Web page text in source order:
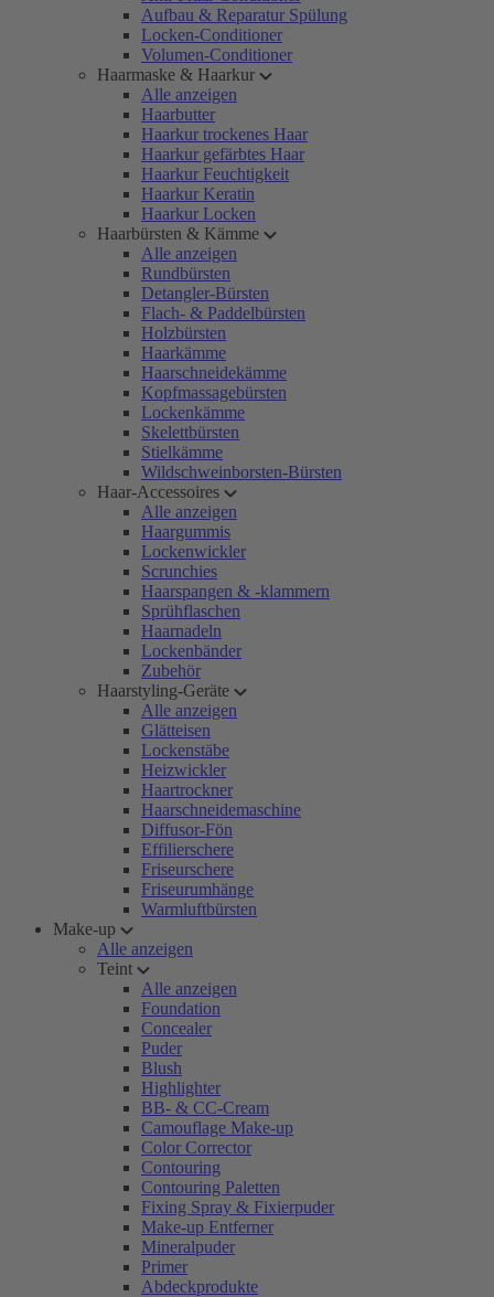
Aufbau & Reparatur Spülung
Locken-Conditioner
Volumen-Conditioner
Haarmaske & Haarkur
Alle anzeigen
Haarbutter
Haarkur trockenes Haar
Haarkur gefärbtes Haar
Haarkur Feuchtigkeit
Haarkur Keratin
Haarkur Locken
Haarbürsten & Kämme
Alle anzeigen
Rundbürsten
Detangler-Bürsten
Flach- & Paddelbürsten
Holzbürsten
Haarkämme
Haarschneidekämme
Kopfmassagebürsten
Lockenkämme
Skelettbürsten
Stielkämme
Wildschweinborsten-Bürsten
Haar-Accessoires
Alle anzeigen
Haargummis
Lockenwickler
Scrunchies
Haarspangen & -klammern
Sprühflaschen
Haarnadeln
Lockenbänder
Zubehör
Haarstyling-Geräte
Alle anzeigen
Glätteisen
Lockenstäbe
Heizwickler
Haartrockner
Haarschneidemaschine
Diffusor-Fön
Effilierschere
Friseurschere
Friseurumhänge
Warmluftbürsten
Make-up
Alle anzeigen
Teint
Alle anzeigen
Foundation
Concealer
Puder
Blush
Highlighter
BB- & CC-Cream
Camouflage Make-up
Color Corrector
Contouring
Contouring Paletten
Fixing Spray & Fixierpuder
Make-up Entferner
Mineralpuder
Primer
Abdeckprodukte